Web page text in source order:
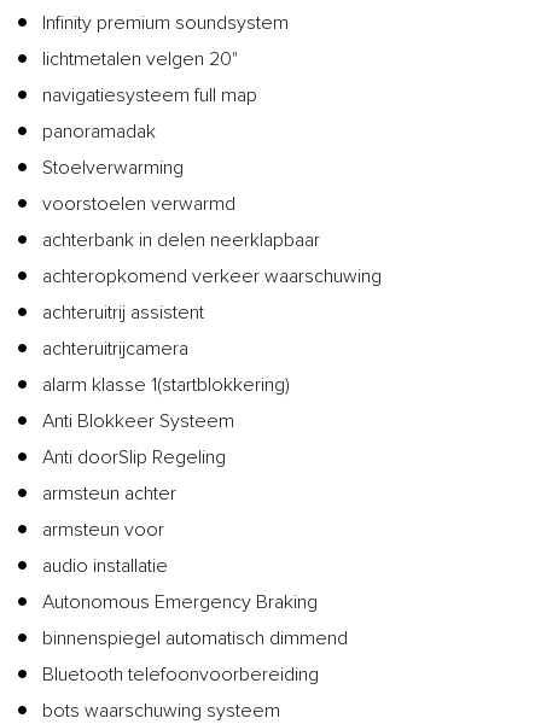
Infinity premium soundsystem
lichtmetalen velgen 20"
navigatiesysteem full map
panoramadak
Stoelverwarming
voorstoelen verwarmd
achterbank in delen neerklapbaar
achteropkomend verkeer waarschuwing
achteruitrij assistent
achteruitrijcamera
alarm klasse 1(startblokkering)
Anti Blokkeer Systeem
Anti doorSlip Regeling
armsteun achter
armsteun voor
audio installatie
Autonomous Emergency Braking
binnenspiegel automatisch dimmend
Bluetooth telefoonvoorbereiding
bots waarschuwing systeem